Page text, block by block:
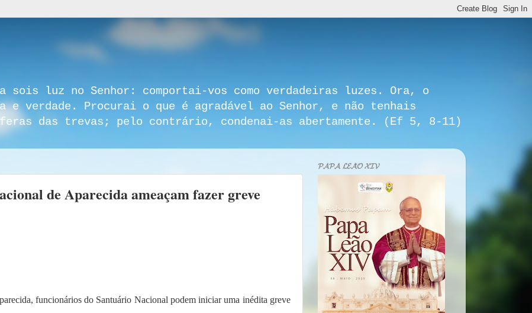
sois luz no Senhor: comportai-vos como verdadeiras luzes. Ora, o
verdade. Procurai o que é agradável ao Senhor, e não tenhais
das trevas; pelo contrário, condenai-as abertamente. (Ef 5, 8-11)
de Aparecida ameaçam fazer greve
funcionários do Santuário Nacional podem iniciar uma inédita greve
𝓟𝓐𝓟𝓐 𝓛𝓔𝓐̃𝓞 𝓧𝓘𝓥